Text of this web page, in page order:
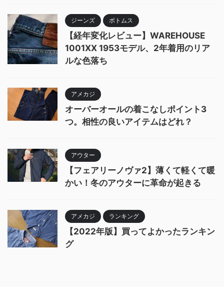
ジーンズ ボトムス
【経年変化レビュー】WAREHOUSE
1001XX 1953モデル、2年着用のリア
ルな色落ち
アメカジ
オーバーオールの着こなしポイント3
つ。相性の良いアイテムはどれ？
アウター
【フェアリーノヴァ2】薄くて軽くて暖
かい！冬のアウターに革命が起きる
アメカジ ランキング
【2022年版】買ってよかったランキン
グ